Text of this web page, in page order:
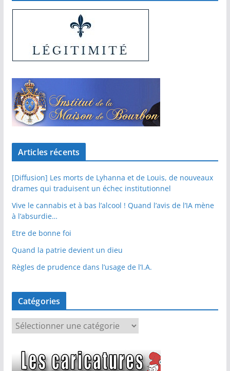
Articles récents
[Diffusion] Les morts de Lyhanna et de Louis, de nouveaux
drames qui traduisent un échec institutionnel
Vive le cannabis et à bas l’alcool ! Quand l’avis de l’IA mène
à l’absurdie…
Etre de bonne foi
Quand la patrie devient un dieu
Règles de prudence dans l’usage de l’I.A.
Catégories
é